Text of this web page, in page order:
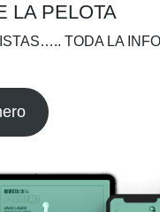
LA PELOTA
TODA LA